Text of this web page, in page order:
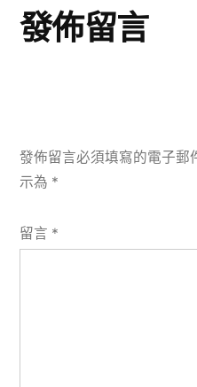
發佈留言
發佈留言必須填寫的電子郵
示為 *
留言 *